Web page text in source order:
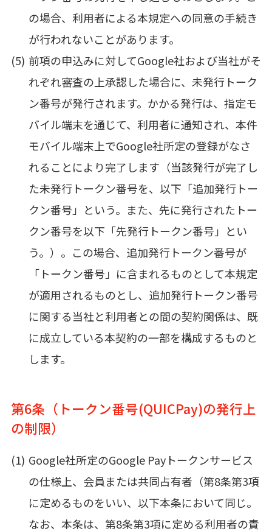
の場合、利用者による本規定への同意の手続き
が行われないことがあります。
前項の申込みに対してGoogle社および当社がそ
れぞれ審査の上承認した場合に、未発行トーク
ン番号が発行されます。かかる発行は、指定モ
バイル端末を通じて、利用者に通知され、本件
モバイル端末上でGoogle社所定の登録がなさ
れることにより完了します（当該発行が完了し
た未発行トークン番号を、以下「追加発行トー
クン番号」という。また、先に発行されたトー
クン番号を以下「先発行トークン番号」とい
う。）。この場合、追加発行トークン番号が
「トークン番号」に含まれるものとして本規定
が適用されるものとし、追加発行トークン番号
に関する当社と利用者との間の契約関係は、既
に成立している本契約の一部を構成するものと
します。
第6条（トークン番号(QUICPay)の発行上
の制限）
Google社所定のGoogle Payトークンサービス
の仕様上、会員または共同占有者（第8条第3項
に定めるものをいい、以下本条において同じ。
なお、本条は、第8条第3項に定める利用者の責